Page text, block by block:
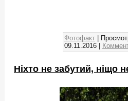
Фотофакт |
09.11.2016
Ніхто не забутий, ніщо